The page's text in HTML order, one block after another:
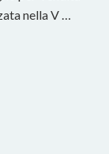
nella V …